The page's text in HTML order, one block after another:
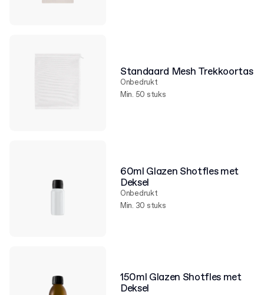
Standaard Mesh Trekkoortas
Onbedrukt
Min. 50 stuks
60ml Glazen Shotfles met
Deksel
Onbedrukt
Min. 30 stuks
150ml Glazen Shotfles met
Deksel